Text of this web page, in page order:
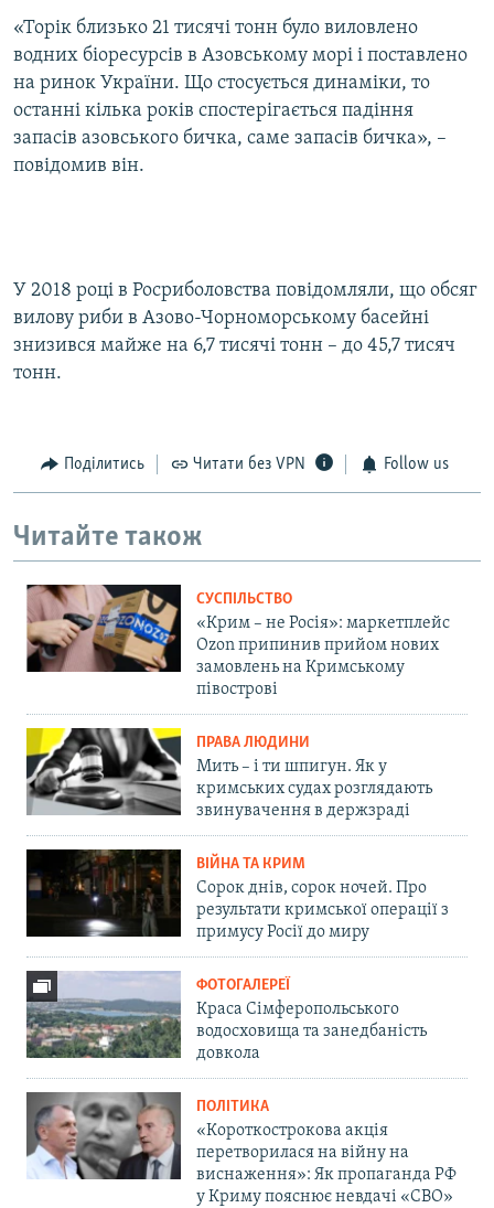
«Торік близько 21 тисячі тонн було виловлено
водних біоресурсів в Азовському морі і поставлено
на ринок України. Що стосується динаміки, то
останні кілька років спостерігається падіння
запасів азовського бичка, саме запасів бичка», –
повідомив він.
У 2018 році в Росриболовства повідомляли, що обсяг
вилову риби в Азово-Чорноморському басейні
знизився майже на 6,7 тисячі тонн – до 45,7 тисяч
тонн.
Поділитись Читати без VPN Follow us
Читайте також
СУСПІЛЬСТВО
«Крим – не Росія»: маркетплейс
Ozon припинив прийом нових
замовлень на Кримському
півострові
ПРАВА ЛЮДИНИ
Мить – і ти шпигун. Як у
кримських судах розглядають
звинувачення в держзраді
ВІЙНА ТА КРИМ
Сорок днів, сорок ночей. Про
результати кримської операції з
примусу Росії до миру
ФОТОГАЛЕРЕЇ
Краса Сімферопольського
водосховища та занедбаність
довкола
ПОЛІТИКА
«Короткострокова акція
перетворилася на війну на
виснаження»: Як пропаганда РФ
у Криму пояснює невдачі «СВО»